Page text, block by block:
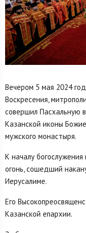
Вечером 5 мая 2024
Воскресения,
совершил Пасхальную
Казанской иконы
мужского монастыря.
К началу
огонь, сошедший
Иерусалиме.
Его
Казанской епархии.